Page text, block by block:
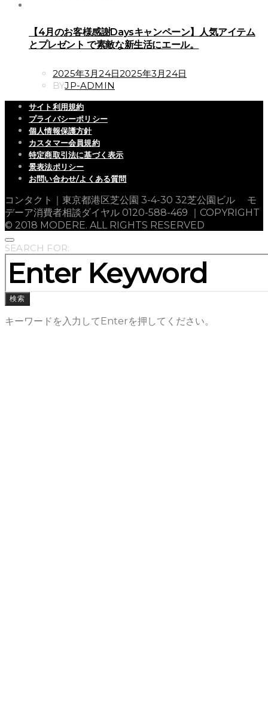
【4月のお客様感謝Daysキャンペーン】人気アイテム
とプレゼント で素敵な新生活にエール。
POSTED
ON
2025年3月24日2025年3月24日
BYJP-ADMIN
サイト利用規約
プライバシーポリシー
個人情報保護方針
カスタマー会員規約
特定商取引法に基づく表示
景表法ポリシー
お問い合わせ/よくある質問
コンタクト｜東京都港区芝公園 3-4-30 32芝公園ビル モ
デーア消費者相談ダイヤル 0120-588-469 ｜COPYRIGHT
© 2018 MODERE. ALL RIGHTS RESERVED
SEARCH FOR:
検索
キーワードを入力してEnterを押してください。